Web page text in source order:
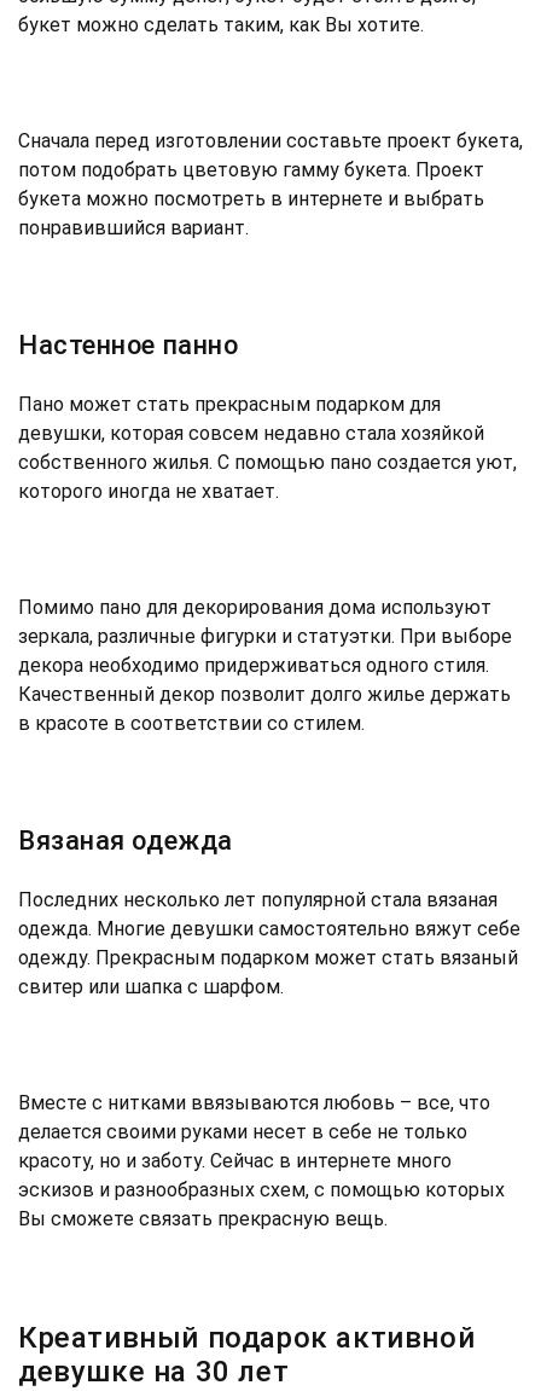
букет можно сделать таким, как Вы хотите.
Сначала перед изготовлении составьте проект букета,
потом подобрать цветовую гамму букета. Проект
букета можно посмотреть в интернете и выбрать
понравившийся вариант.
Настенное панно
Пано может стать прекрасным подарком для
девушки, которая совсем недавно стала хозяйкой
собственного жилья. С помощью пано создается уют,
которого иногда не хватает.
Помимо пано для декорирования дома используют
зеркала, различные фигурки и статуэтки. При выборе
декора необходимо придерживаться одного стиля.
Качественный декор позволит долго жилье держать
в красоте в соответствии со стилем.
Вязаная одежда
Последних несколько лет популярной стала вязаная
одежда. Многие девушки самостоятельно вяжут себе
одежду. Прекрасным подарком может стать вязаный
свитер или шапка с шарфом.
Вместе с нитками ввязываются любовь – все, что
делается своими руками несет в себе не только
красоту, но и заботу. Сейчас в интернете много
эскизов и разнообразных схем, с помощью которых
Вы сможете связать прекрасную вещь.
Креативный подарок активной
девушке на 30 лет